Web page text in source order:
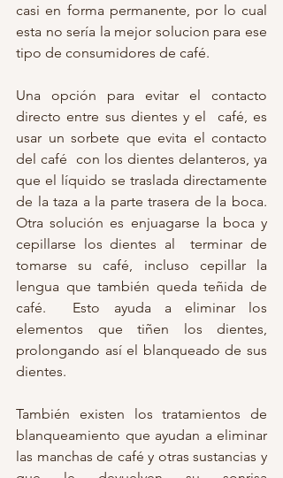
casi en forma permanente, por lo cual
esta no sería la mejor solucion para ese
tipo de consumidores de café.
Una opción para evitar el contacto
directo entre sus dientes y el  café, es
usar un sorbete que evita el contacto
del café  con los dientes delanteros, ya
que el líquido se traslada directamente
de la taza a la parte trasera de la boca.
Otra solución es enjuagarse la boca y
cepillarse los dientes al  terminar de
tomarse su café, incluso cepillar la
lengua que también queda teñida de
café.  Esto ayuda a eliminar los
elementos que tiñen los dientes,
prolongando así el blanqueado de sus
dientes.
También existen los tratamientos de
blanqueamiento que ayudan a eliminar
las manchas de café y otras sustancias y